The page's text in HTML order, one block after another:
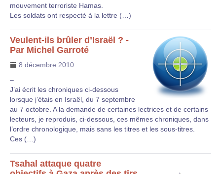
mouvement terroriste Hamas.
Les soldats ont respecté à la lettre (…)
Veulent-ils brûler d’Israël ? -
Par Michel Garroté
8 décembre 2010
–
J’ai écrit les chroniques ci-dessous
lorsque j’étais en Israël, du 7 septembre
au 7 octobre. A la demande de certaines lectrices et de certains
lecteurs, je reproduis, ci-dessous, ces mêmes chroniques, dans
l’ordre chronologique, mais sans les titres et les sous-titres.
Ces (…)
Tsahal attaque quatre